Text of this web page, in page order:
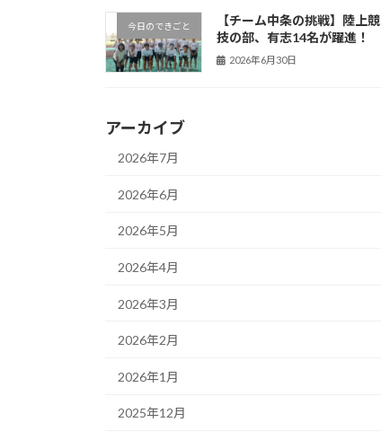
今日のできごと
【チーム中条の挑戦】陸上競
技の部、有志14名が躍進！
2026年6月30日
アーカイブ
2026年7月
2026年6月
2026年5月
2026年4月
2026年3月
2026年2月
2026年1月
2025年12月